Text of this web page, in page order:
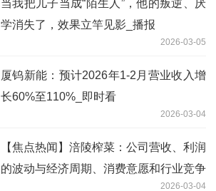
当我把儿子当成“陌生人”，他的叛逆、厌
学消失了，效果立竿见影_播报
2026-03-05
厦钨新能：预计2026年1-2月营业收入增
长60%至110%_即时看
2026-03-04
【焦点热闻】涪陵榨菜：公司营收、利润
的波动与经济周期、消费意愿和行业竞争
2026-03-04